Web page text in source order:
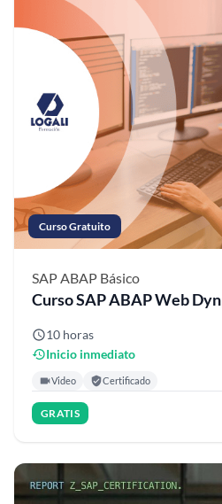
Curso Gratuito
SAP ABAP Básico
Curso SAP ABAP Web
10 horas
Inicio inmediato
Video Certificado
GRATIS